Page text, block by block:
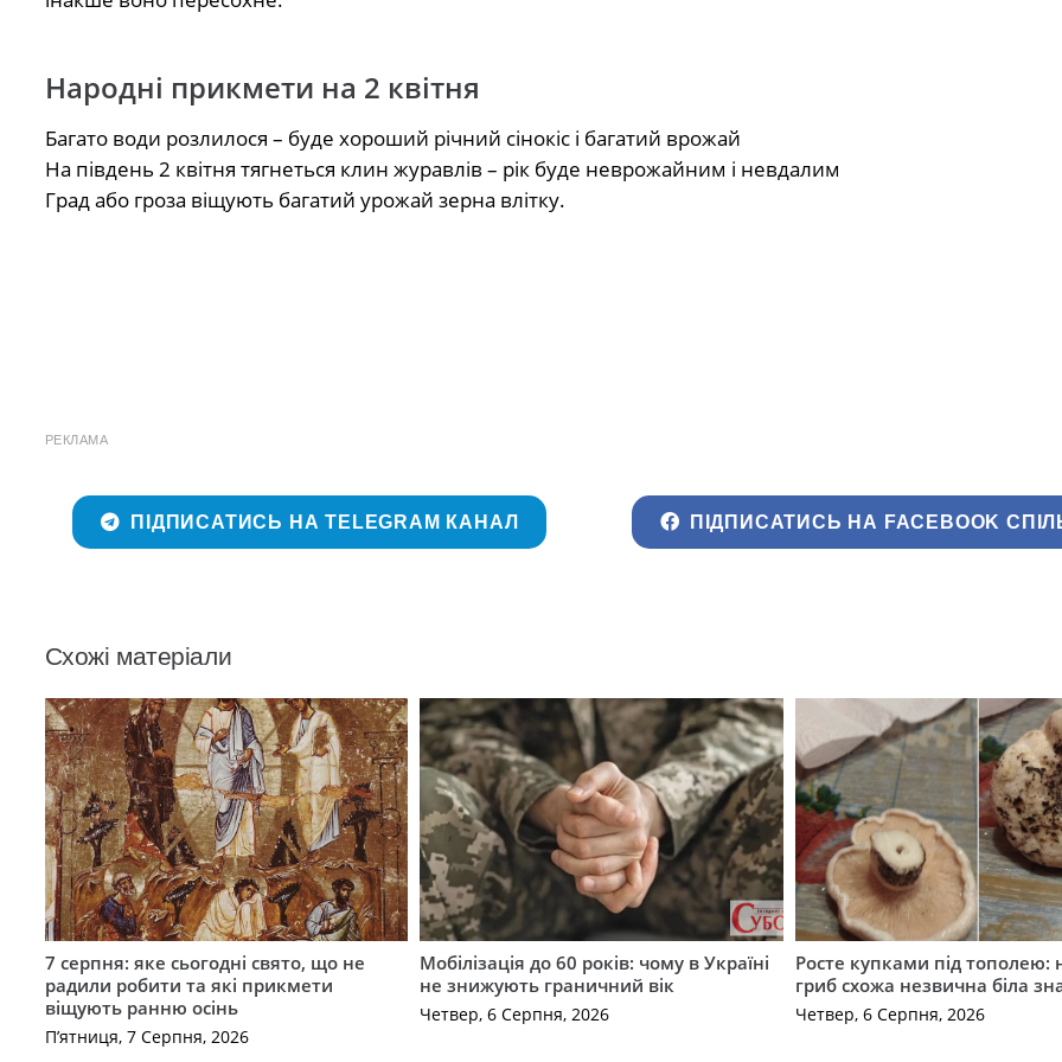
Народні прикмети на 2 квітня
Багато води розлилося – буде хороший річний сінокіс і багатий врожай
На південь 2 квітня тягнеться клин журавлів – рік буде неврожайним і невдалим
Град або гроза віщують багатий урожай зерна влітку.
РЕКЛАМА
ПІДПИСАТИСЬ НА TELEGRAM КАНАЛ ПІДПИСАТИСЬ НА FACEBOOK
Схожі матеріали
7 серпня: яке сьогодні свято, що не
радили робити та які прикмети
віщують ранню осінь
П’ятниця, 7 Серпня, 2026
Мобілізація до 60 років: чому в Україні
не знижують граничний вік
Четвер, 6 Серпня, 2026
Росте купками під тополею:
гриб схожа незвична біла
Четвер, 6 Серпня, 2026